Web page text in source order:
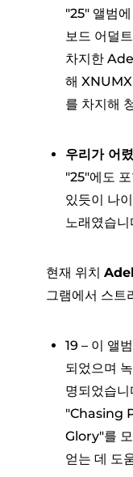
"25" 앨범
보드 어덜
차지한
해
를 차지해
우리가 어
"25"에도
있듯이 나
노래였습니
현재 위치
그램에서 스트
19 – 이 앨
되었으며
명되었습
"Chasing
Glory"를
얻는 데 도